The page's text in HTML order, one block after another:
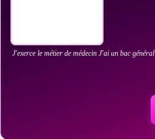
J'exerce le métier de médecin J'ai un bac général